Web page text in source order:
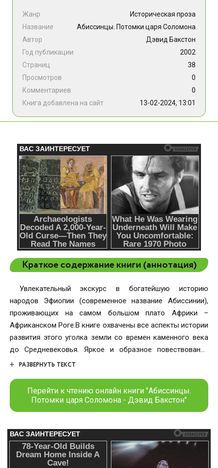
Жанр
Историческая проза
Название
Абиссинцы. Потомки царя Соломона
Автор
Дэвид Бакстон
Год публикации
2002
Страниц
38
Просмотров
0
Комментариев
0
Книга добавлена на сайт
13-02-2024, 13:01
Краткое содержание книги (аннотация)
Увлекательный экскурс в богатейшую историю
народов Эфиопии (современное название Абиссинии),
проживающих на самом большом плато Африки –
Африканском Роге.В книге охвачены все аспекты истории
развития этого уголка земли со времен каменного века
до Средневековья. Яркое и образное повествование
передает атмосферу вечного очарования Эфиопии.
РАЗВЕРНУТЬ ТЕКСТ
Перейти к чтению онлайн книги "Абиссинцы.
Потомки царя Соломона - Дэвид Бакстон"